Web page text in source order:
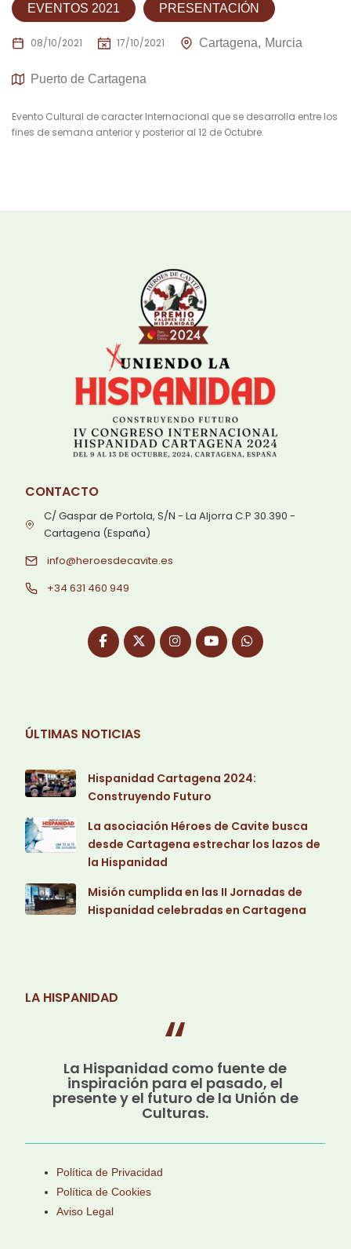
EVENTOS 2021 PRESENTACIÓN
08/10/2021 17/10/2021 Cartagena Murcia
Puerto de Cartagena
Evento Cultural de caracter Internacional que se desarrolla entre los
fines de semana anterior y posterior al 12 de Octubre.
CONTACTO
C/ Gaspar de Portola, S/N - La Aljorra C.P 30.390 -
Cartagena (España)
info@heroesdecavite.es
+34 631 460 949
ÚLTIMAS NOTICIAS
Hispanidad Cartagena 2024:
Construyendo Futuro
La asociación Héroes de Cavite busca
desde Cartagena estrechar los lazos de
la Hispanidad
Misión cumplida en las II Jornadas de
Hispanidad celebradas en Cartagena
LA HISPANIDAD
La Hispanidad como fuente de
inspiración para el pasado, el
presente y el futuro de la Unión de
Culturas.
Política de Privacidad
Política de Cookies
Aviso Legal